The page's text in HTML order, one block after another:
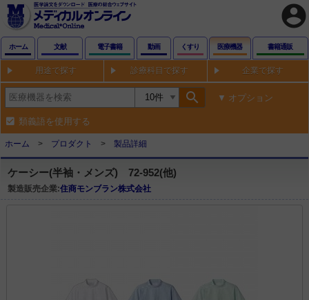
account_circle
ホーム 文献 電子書籍 動画 くすり 医療機器 書籍通販
用途で探す 診療科目で探す 企業で探す
search オプション
類義語を使用する
ホーム プロダクト 製品詳細
ケーシー(半袖・メンズ) 72-952(他)
製造販売企業:住商モンブラン株式会社